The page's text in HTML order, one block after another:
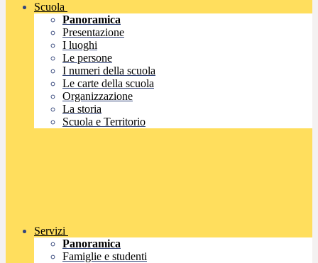
Scuola
Panoramica
Presentazione
I luoghi
Le persone
I numeri della scuola
Le carte della scuola
Organizzazione
La storia
Scuola e Territorio
Servizi
Panoramica
Famiglie e studenti